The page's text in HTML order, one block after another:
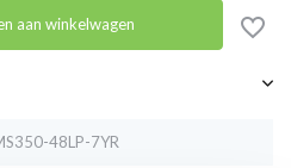
aan winkelwagen
48LP-7YR